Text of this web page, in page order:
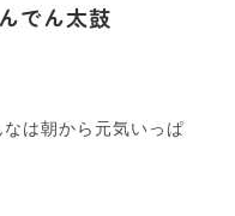
でん太鼓
は朝から元気いっぱ